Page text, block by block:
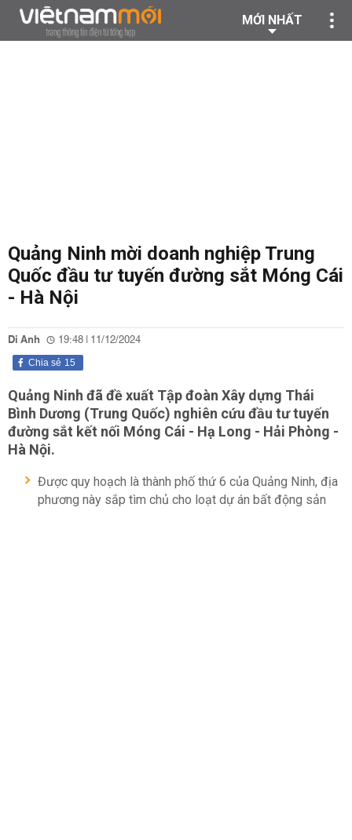
MỚI NHẤT
Quảng Ninh mời doanh nghiệp Trung
Quốc đầu tư tuyến đường sắt Móng Cái
- Hà Nội
Di Anh 19:48 | 11/12/2024
15
Chia sẻ
Quảng Ninh đã đề xuất Tập đoàn Xây dựng Thái
Bình Dương (Trung Quốc) nghiên cứu đầu tư tuyến
đường sắt kết nối Móng Cái - Hạ Long - Hải Phòng -
Hà Nội.
Được quy hoạch là thành phố thứ 6 của Quảng Ninh, địa
phương này sắp tìm chủ cho loạt dự án bất động sản